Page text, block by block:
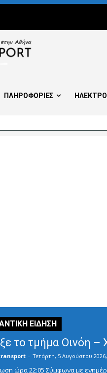
ΠΛΗΡΟΦΟΡΙΕΣ
το τμήμα Οινόη
- Τετάρτη, 5 Αυγούστου
ώρα 22:05 Σύμφωνα με